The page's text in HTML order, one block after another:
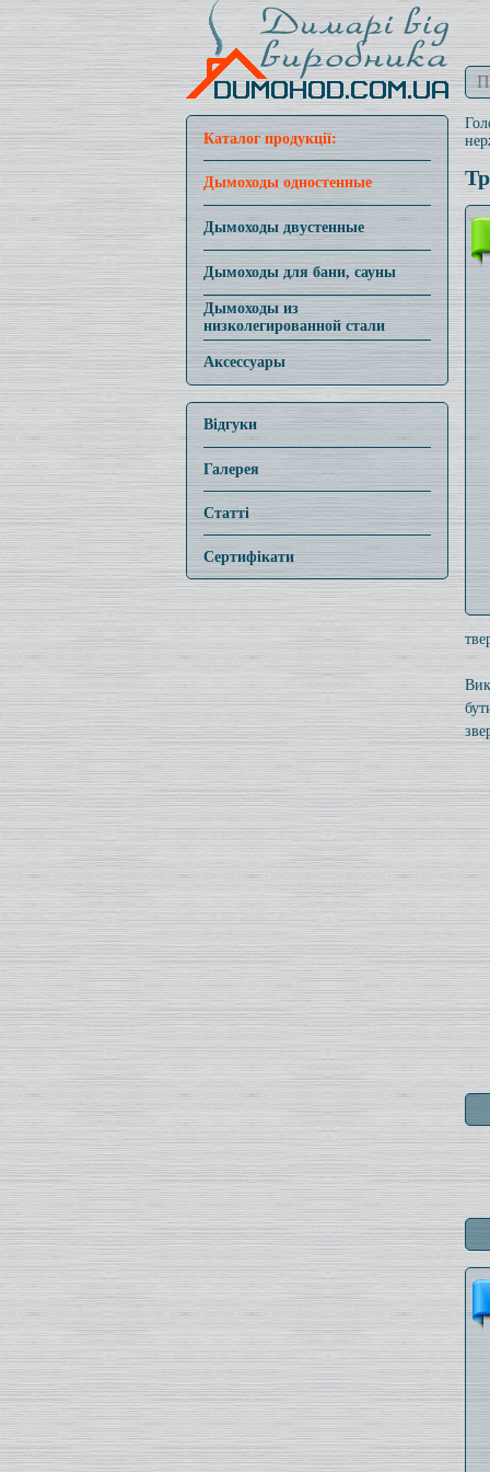
Каталог продукції:
Дымоходы одностенные
Дымоходы двустенные
Дымоходы для бани, сауны
Дымоходы из
низколегированной стали
Аксессуары
Відгуки
Галерея
Статті
Сертифікати